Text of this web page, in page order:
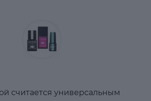
считается универсальным